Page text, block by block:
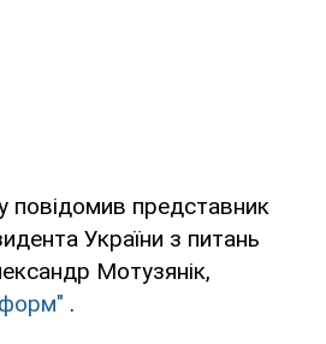
повідомив представник
України з питань
Мотузянік,
.